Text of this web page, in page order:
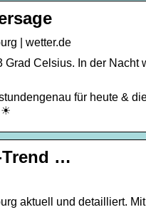
| wetter.de
Celsius. In der Nacht
für heute &
☀
Trend …
aktuell und detailliert.